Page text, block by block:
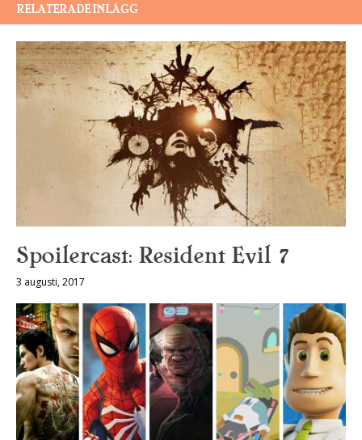
RELATERADE INLÄGG
Spoilercast: Resident Evil 7
3 augusti, 2017